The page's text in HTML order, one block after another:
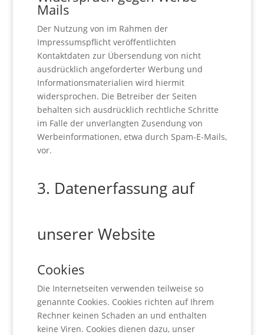
Mails
Der Nutzung von im Rahmen der
Impressumspflicht veröffentlichten
Kontaktdaten zur Übersendung von nicht
ausdrücklich angeforderter Werbung und
Informationsmaterialien wird hiermit
widersprochen. Die Betreiber der Seiten
behalten sich ausdrücklich rechtliche Schritte
im Falle der unverlangten Zusendung von
Werbeinformationen, etwa durch Spam-E-Mails,
vor.
3. Datenerfassung auf
unserer Website
Cookies
Die Internetseiten verwenden teilweise so
genannte Cookies. Cookies richten auf Ihrem
Rechner keinen Schaden an und enthalten
keine Viren. Cookies dienen dazu, unser